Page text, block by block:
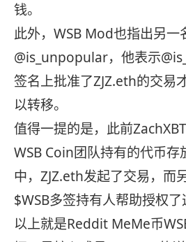
钱。
此外，WSB Mod也指出另一
@is_unpopular，他表示
签名上批准了ZJZ.eth的交易
以转移。
值得一提的是，此前
WSB Coin团队持有的代币存
中，ZJZ.eth发起了交易，而
$WSB多签持有人帮助授权了
以上就是Reddit MeMe币